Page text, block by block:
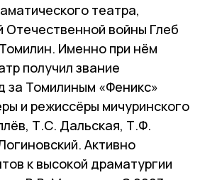
театра,
Отечественной войны Глеб
Именно при нём
получил звание
за Томилиным «Феникс»
и режиссёры мичуринского
Т.С. Дальская, Т.Ф.
Активно
к высокой драматургии